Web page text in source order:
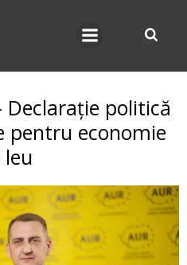
Declarație politică
pentru economie
leu